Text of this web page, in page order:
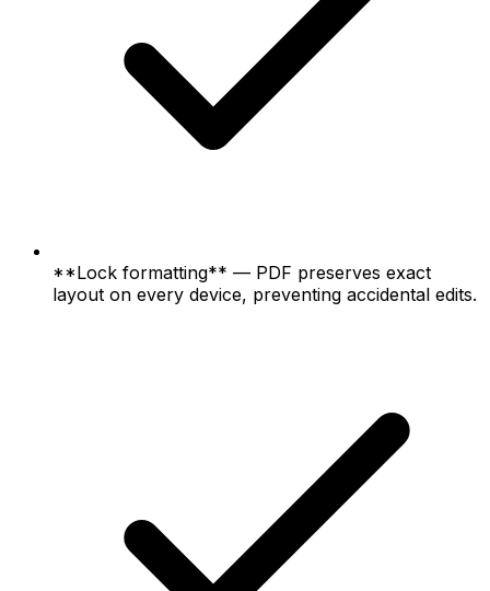
**Lock formatting** — PDF preserves exact
layout on every device, preventing accidental edits.